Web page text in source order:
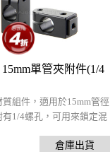
單管夾附件(1/4
質組件，適用於15mm管徑
有1/4螺孔，可用來鎖定混